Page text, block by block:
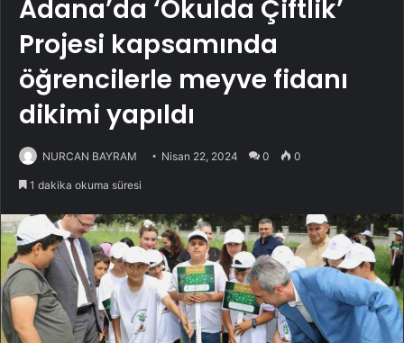
Adana’da ‘Okulda Çiftlik’
Projesi kapsamında
öğrencilerle meyve fidanı
dikimi yapıldı
NURCAN BAYRAM Nisan 22, 2024 0 0
1 dakika okuma süresi